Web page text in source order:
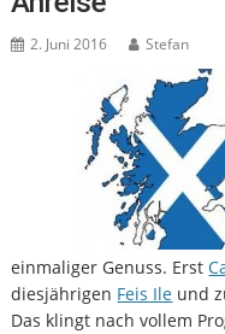
2. Juni 2016 Stefan
einmaliger Genuss. Erst
diesjährigen Feis Ile und
Das klingt nach vollem